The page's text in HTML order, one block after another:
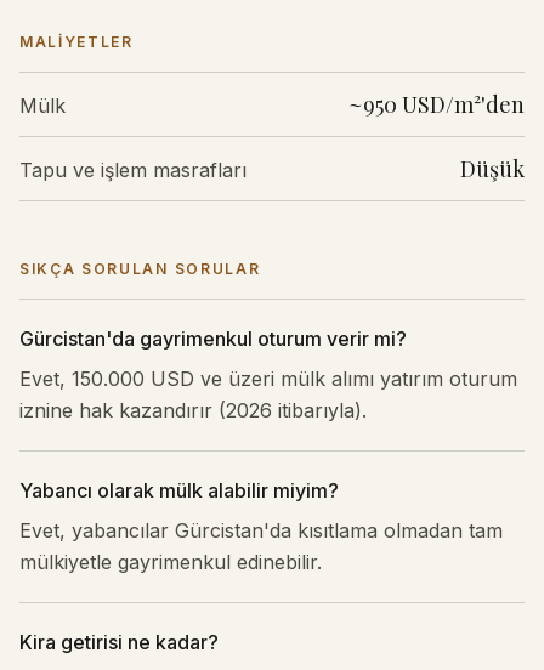
MALIYETLER
Mülk ~950 USD/m²'den
Tapu ve işlem masrafları Düşük
SIKÇA SORULAN SORULAR
Gürcistan'da gayrimenkul oturum verir mi?
Evet, 150.000 USD ve üzeri mülk alımı yatırım oturum
iznine hak kazandırır (2026 itibarıyla).
Yabancı olarak mülk alabilir miyim?
Evet, yabancılar Gürcistan'da kısıtlama olmadan tam
mülkiyetle gayrimenkul edinebilir.
Kira getirisi ne kadar?